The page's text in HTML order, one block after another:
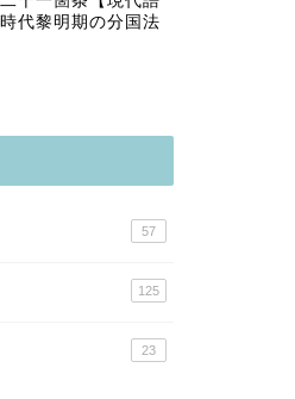
代黎明期の分国法
57
125
23